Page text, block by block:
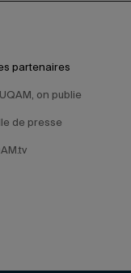
partenaires
on publie
de presse